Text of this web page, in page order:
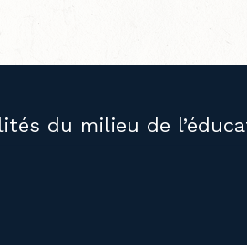
du milieu de